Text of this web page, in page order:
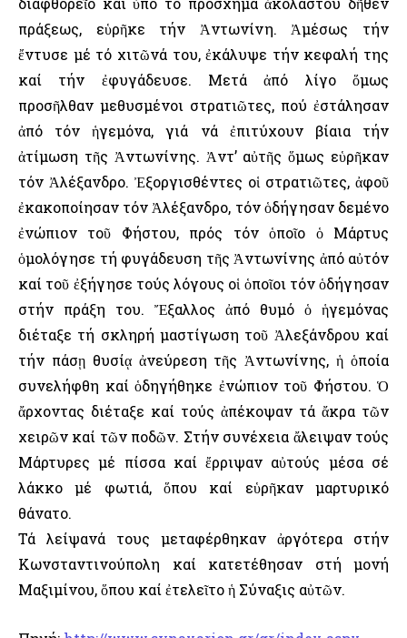
πράξεως, εὑρῆκε τήν Ἀντωνίνη. Ἀμέσως τήν
ἔντυσε μέ τό χιτῶνά του, ἐκάλυψε τήν κεφαλή της
καί τήν ἐφυγάδευσε. Μετά ἀπό λίγο ὅμως
προσῆλθαν μεθυσμένοι στρατιῶτες, πού ἐστάλησαν
ἀπό τόν ἡγεμόνα, γιά νά ἐπιτύχουν βίαια τήν
ἀτίμωση τῆς Ἀντωνίνης. Ἀντ’ αὐτῆς ὅμως εὑρῆκαν
τόν Ἀλέξανδρο. Ἐξοργισθέντες οἱ στρατιῶτες, ἀφοῦ
ἐκακοποίησαν τόν Ἀλέξανδρο, τόν ὁδήγησαν δεμένο
ἐνώπιον τοῦ Φήστου, πρός τόν ὁποῖο ὁ Μάρτυς
ὁμολόγησε τή φυγάδευση τῆς Ἀντωνίνης ἀπό αὐτόν
καί τοῦ ἐξήγησε τούς λόγους οἱ ὁποῖοι τόν ὁδήγησαν
στήν πράξη του. Ἔξαλλος ἀπό θυμό ὁ ἡγεμόνας
διέταξε τή σκληρή μαστίγωση τοῦ Ἀλεξάνδρου καί
τήν πάσῃ θυσίᾳ ἀνεύρεση τῆς Ἀντωνίνης, ἡ ὁποία
συνελήφθη καί ὁδηγήθηκε ἐνώπιον τοῦ Φήστου. Ὁ
ἄρχοντας διέταξε καί τούς ἀπέκοψαν τά ἄκρα τῶν
χειρῶν καί τῶν ποδῶν. Στήν συνέχεια ἄλειψαν τούς
Μάρτυρες μέ πίσσα καί ἔρριψαν αὐτούς μέσα σέ
λάκκο μέ φωτιά, ὅπου καί εὑρῆκαν μαρτυρικό
θάνατο.
Τά λείψανά τους μεταφέρθηκαν ἀργότερα στήν
Κωνσταντινούπολη καί κατετέθησαν στή μονή
Μαξιμίνου, ὅπου καί ἐτελεῖτο ἡ Σύναξις αὐτῶν.